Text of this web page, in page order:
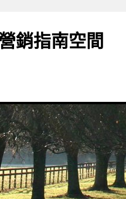
銷指南空間